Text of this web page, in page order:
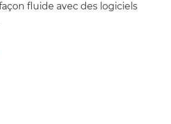
fluide avec des logiciels